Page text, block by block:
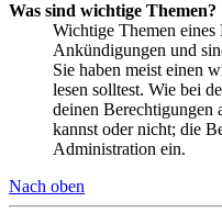
Was sind wichtige Themen?
Wichtige Themen eines
Ankündigungen und
Sie haben meist einen
lesen solltest. Wie bei
deinen Berechtigungen
kannst oder nicht; die
Administration ein.
Nach oben